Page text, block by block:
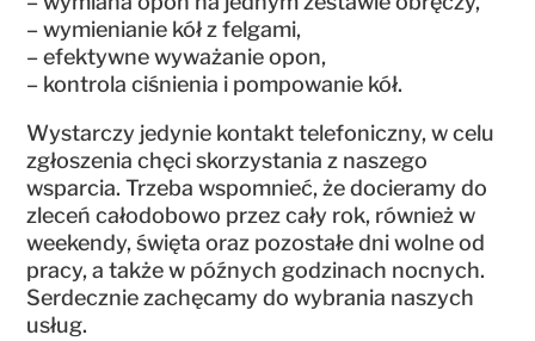
– wymienianie kół z felgami,
– efektywne wyważanie opon,
– kontrola ciśnienia i pompowanie kół.
Wystarczy jedynie kontakt telefoniczny, w celu
zgłoszenia chęci skorzystania z naszego
wsparcia. Trzeba wspomnieć, że docieramy do
zleceń całodobowo przez cały rok, również w
weekendy, święta oraz pozostałe dni wolne od
pracy, a także w późnych godzinach nocnych.
Serdecznie zachęcamy do wybrania naszych
usług.